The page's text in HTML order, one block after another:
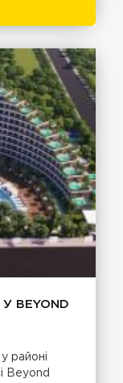
BEYOND
районі
Beyond